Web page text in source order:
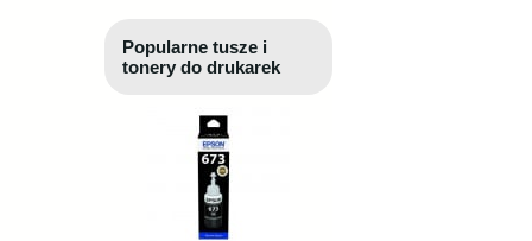
Popularne tusze i
tonery do drukarek